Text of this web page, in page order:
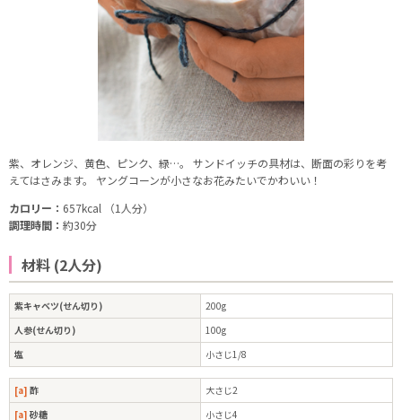
紫、オレンジ、黄色、ピンク、緑…。 サンドイッチの具材は、断面の彩りを考
えてはさみます。 ヤングコーンが小さなお花みたいでかわいい！
カロリー： 657kcal （1人分）
調理時間： 約30分
材料 (2人分)
紫キャベツ(せん切り)
200g
人参(せん切り)
100g
塩
小さじ1/8
[a] 酢
大さじ2
[a] 砂糖
小さじ4